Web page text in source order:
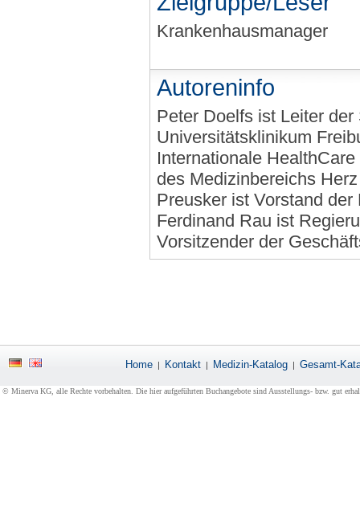
Krankenhausmanager
Autoreninfo
Peter Doelfs ist Leiter
Universitätsklinikum
Internationale
des Medizinbereichs
Preusker ist Vorstand
Ferdinand Rau ist
Vorsitzender der
Home | Kontakt | Medizin-Katalog | Gesamt-
© Minerva KG, alle Rechte vorbehalten. Die hier aufgeführten Buchangebote sind Ausstellungs- bzw. gut